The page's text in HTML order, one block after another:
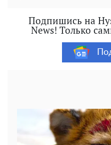
Подпишись на
News! Только